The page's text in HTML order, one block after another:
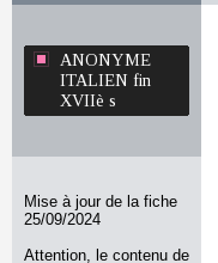
ANONYME
ITALIEN fin
XVIIè s
Mise à jour de la fiche
25/09/2024
Attention, le contenu de